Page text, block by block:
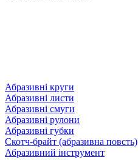
Абразивні круги
Абразивні листи
Абразивні смуги
Абразивні рулони
Абразивні губки
Скотч-брайт (абразивна повсть)
Абразивний інструмент